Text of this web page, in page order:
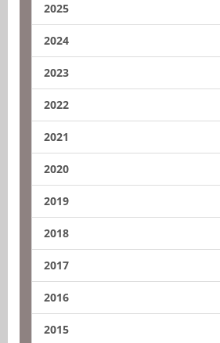
2025
2024
2023
2022
2021
2020
2019
2018
2017
2016
2015